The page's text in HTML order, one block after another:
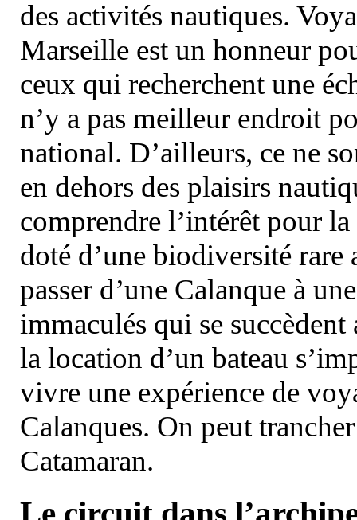
des activités nautiques.
Marseille est un honneur
ceux qui recherchent une
n’y a pas meilleur endroit
national. D’ailleurs, ce ne
en dehors des plaisirs
comprendre l’intérêt pour
doté d’une biodiversité
passer d’une Calanque à
immaculés qui se
la location d’un bateau
vivre une expérience de
Calanques. On peut
Catamaran.
Le circuit dans